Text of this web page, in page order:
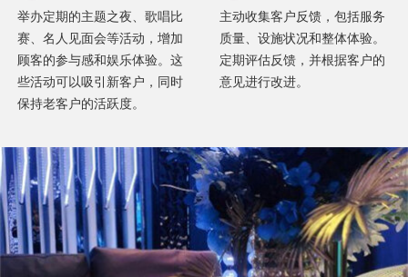
举办定期的主题之夜、歌唱比
赛、名人见面会等活动，增加
顾客的参与感和娱乐体验。这
些活动可以吸引新客户，同时
保持老客户的活跃度。
主动收集客户反馈，包括服务
质量、设施状况和整体体验。
定期评估反馈，并根据客户的
意见进行改进。